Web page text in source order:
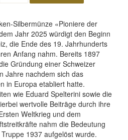
Silbermünze «Pioniere der
Jahr 2025 würdigt den Beginn
die Ende des 19. Jahrhunderts
Anfang nahm. Bereits 1897
Gründung einer Schweizer
Jahre nachdem sich das
in Europa etabliert hatte.
wie Eduard Spelterini sowie die
wertvolle Beiträge durch ihre
Weltkrieg und dem
nahm die Bedeutung
1937 aufgelöst wurde.